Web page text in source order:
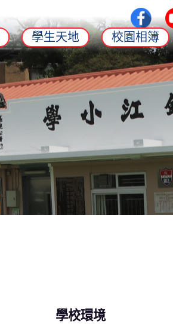
學生天地 校園相簿
學校環境